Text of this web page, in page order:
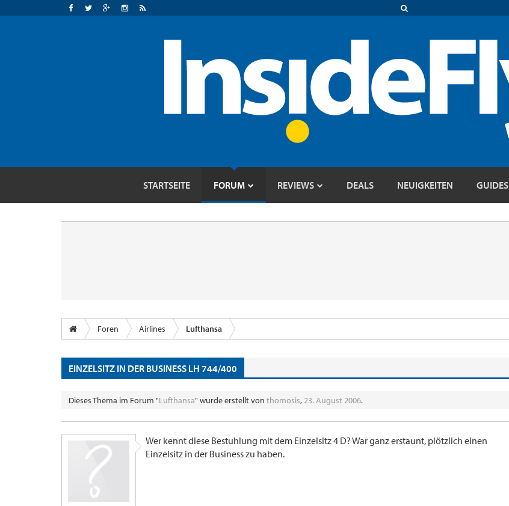
STARTSEITE FORUM REVIEWS DEALS NEUIGKEITEN GUIDES
Foren Airlines Lufthansa
EINZELSITZ IN DER BUSINESS LH 744/400
Dieses Thema im Forum "Lufthansa" wurde erstellt von thomosis,23. August 2006.
Wer kennt diese Bestuhlung mit dem Einzelsitz 4 D? War ganz erstaunt, plötzlich einen
Einzelsitz in der Business zu haben.